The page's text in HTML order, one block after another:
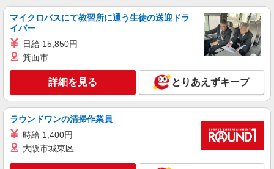
マイクロバスにて教習所に通う生徒の送迎ドラ
イバー
日給 15,850円
箕面市
詳細を見る とりあえずキープ
ラウンドワンの清掃作業員
時給 1,400円
大阪市城東区